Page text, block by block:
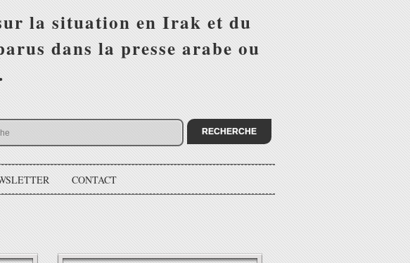
la situation en Irak et du
dans la presse arabe ou
CONTACT